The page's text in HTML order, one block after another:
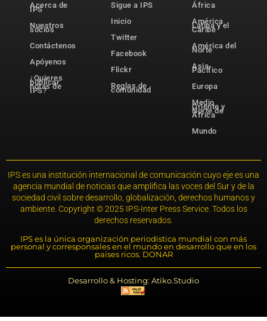
Acerca de
IPS
Nuestros
socios
Contáctenos
Apóyenos
¿Quieres
publicar
notas de
IPS?
Sigue a IPS
Inicio
Twitter
Facebook
Flickr
Reglas de
comunidad
África
América
Latina y el
Caribe
América del
Norte
Asia-
Pacífico
Europa
Medio
Oriente y
Norte de
África
Mundo
IPS es una institución internacional de comunicación cuyo eje es una
agencia mundial de noticias que amplifica las voces del Sur y de la
sociedad civil sobre desarrollo, globalización, derechos humanos y
ambiente. Copyright © 2025 IPS-Inter Press Service. Todos los
derechos reservados.
IPS es la única organización periodística mundial con más
personal y corresponsales en el mundo en desarrollo que en los
países ricos. DONAR
Desarrollo & Hosting: Atiko.Studio